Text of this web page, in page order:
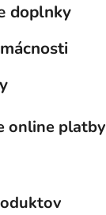
doplnky
online platby